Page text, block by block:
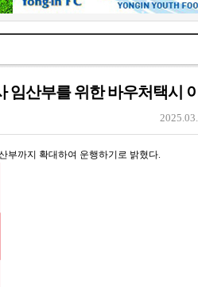
임산부를 위한 바우처택시
부까지 확대하여 운행하기로 밝혔다.